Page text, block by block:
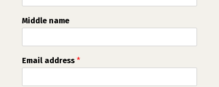
Middle name
Email address *